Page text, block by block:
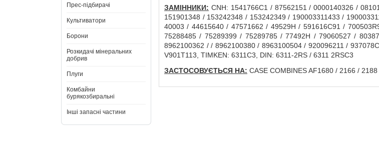
Прес-підбирачі
Культиватори
Борони
Розкидачі мінеральних
добрив
Плуги
Комбайни
бурякозбиральні
Інші запасні частини
ЗАМІННИКИ: CNH: 1541766C1 / 87562151 / 0000140326 /
151901348 / 153242348 / 153242349 / 190003311433 /
40003 / 44615640 / 47571662 / 49529H / 591616C91 /
75288485 / 75289399 / 75289785 / 77492H / 79060527 /
8962100362 / / 8962100380 / 8963100504 / 920096211 /
V901T113, TIMKEN: 6311C3, DIN: 6311-2RS / 6311 2RSC3
ЗАСТОСОВУЄТЬСЯ НА: CASE COMBINES AF1680 / 2166 /